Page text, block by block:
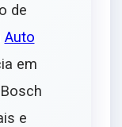
de
Auto
em
e